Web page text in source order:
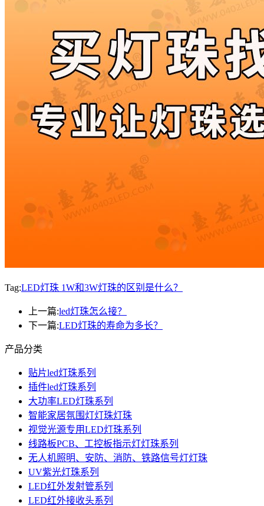
Tag:LED灯珠 1W和3W灯珠的区别是什么？
上一篇:led灯珠怎么接？
下一篇:LED灯珠的寿命为多长？
产品分类
贴片led灯珠系列
插件led灯珠系列
大功率LED灯珠系列
智能家居氛围灯灯珠灯珠
视觉光源专用LED灯珠系列
线路板PCB、工控板指示灯灯珠系列
无人机照明、安防、消防、铁路信号灯灯珠
UV紫光灯珠系列
LED红外发射管系列
LED红外接收头系列